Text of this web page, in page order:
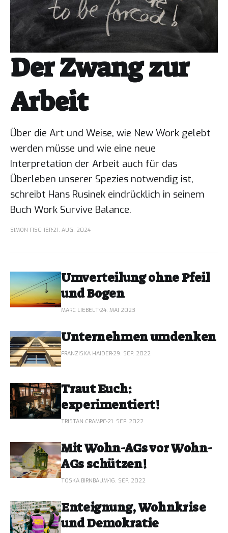
Der Zwang zur
Arbeit
Über die Art und Weise, wie New Work gelebt
werden müsse und wie eine neue
Interpretation der Arbeit auch für das
Überleben unserer Spezies notwendig ist,
schreibt Hans Rusinek eindrücklich in seinem
Buch Work Survive Balance.
SIMON FISCHER 21. AUG. 2024
Umverteilung ohne Pfeil
und Bogen
MARC LIEBELT 24. MAI 2023
Unternehmen umdenken
FRANZISKA HAIDER 29. SEP. 2022
Traut Euch:
experimentiert!
TRISTAN CRAMPE 21. SEP. 2022
Mit Wohn-AGs vor Wohn-
AGs schützen!
TOSKA BIRNBAUM16. SEP. 2022
Enteignung, Wohnkrise
und Demokratie